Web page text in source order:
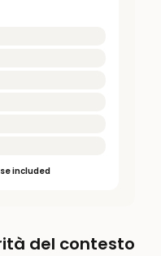
included
del contesto